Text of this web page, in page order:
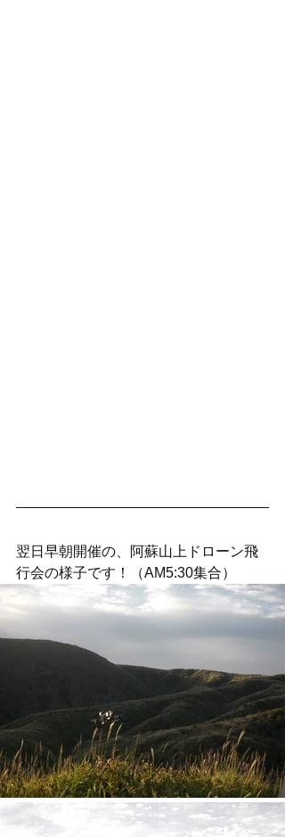
翌日早朝開催の、阿蘇山上ドローン飛
行会の様子です！（AM5:30集合）